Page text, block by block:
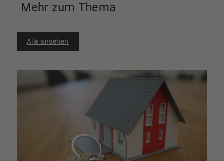
Mehr zum Thema
Alle ansehen